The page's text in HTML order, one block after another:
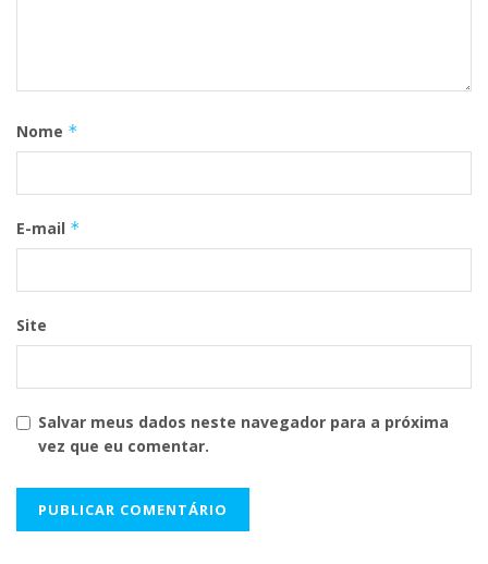
Nome *
E-mail *
Site
Salvar meus dados neste navegador para a próxima
vez que eu comentar.